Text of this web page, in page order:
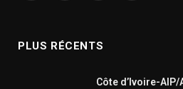
PLUS RÉCENTS
Côte d’Ivoire-